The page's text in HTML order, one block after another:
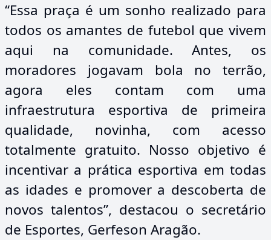
“Essa praça é um sonho realizado para
todos os amantes de futebol que vivem
aqui na comunidade. Antes, os
moradores jogavam bola no terrão,
agora eles contam com uma
infraestrutura esportiva de primeira
qualidade, novinha, com acesso
totalmente gratuito. Nosso objetivo é
incentivar a prática esportiva em todas
as idades e promover a descoberta de
novos talentos”, destacou o secretário
de Esportes, Gerfeson Aragão.